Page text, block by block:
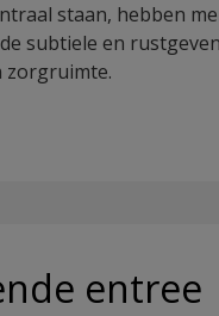
staan, hebben
subtiele en
zorgruimte.
entree